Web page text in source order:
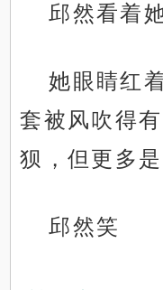
邱然看着她
她眼睛红
套被风吹得
狈，但更多
邱然笑